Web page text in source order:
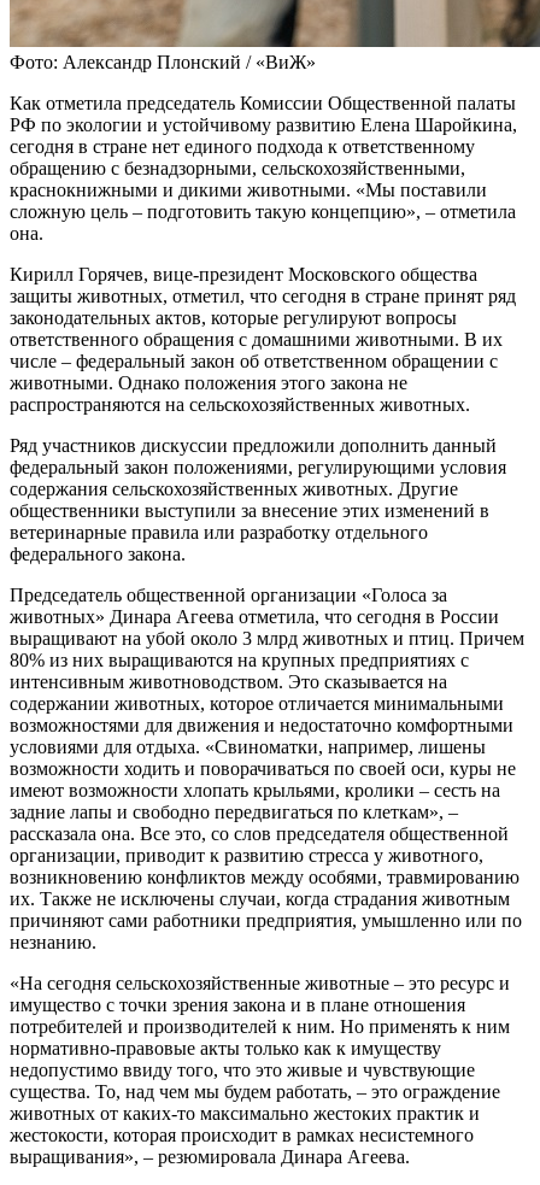
Фото: Александр Плонский / «ВиЖ»
Как отметила председатель Комиссии Общественной палаты
РФ по экологии и устойчивому развитию Елена Шаройкина,
сегодня в стране нет единого подхода к ответственному
обращению с безнадзорными, сельскохозяйственными,
краснокнижными и дикими животными. «Мы поставили
сложную цель – подготовить такую концепцию», – отметила
она.
Кирилл Горячев, вице-президент Московского общества
защиты животных, отметил, что сегодня в стране принят ряд
законодательных актов, которые регулируют вопросы
ответственного обращения с домашними животными. В их
числе – федеральный закон об ответственном обращении с
животными. Однако положения этого закона не
распространяются на сельскохозяйственных животных.
Ряд участников дискуссии предложили дополнить данный
федеральный закон положениями, регулирующими условия
содержания сельскохозяйственных животных. Другие
общественники выступили за внесение этих изменений в
ветеринарные правила или разработку отдельного
федерального закона.
Председатель общественной организации «Голоса за
животных» Динара Агеева отметила, что сегодня в России
выращивают на убой около 3 млрд животных и птиц. Причем
80% из них выращиваются на крупных предприятиях с
интенсивным животноводством. Это сказывается на
содержании животных, которое отличается минимальными
возможностями для движения и недостаточно комфортными
условиями для отдыха. «Свиноматки, например, лишены
возможности ходить и поворачиваться по своей оси, куры не
имеют возможности хлопать крыльями, кролики – сесть на
задние лапы и свободно передвигаться по клеткам», –
рассказала она. Все это, со слов председателя общественной
организации, приводит к развитию стресса у животного,
возникновению конфликтов между особями, травмированию
их. Также не исключены случаи, когда страдания животным
причиняют сами работники предприятия, умышленно или по
незнанию.
«На сегодня сельскохозяйственные животные – это ресурс и
имущество с точки зрения закона и в плане отношения
потребителей и производителей к ним. Но применять к ним
нормативно-правовые акты только как к имуществу
недопустимо ввиду того, что это живые и чувствующие
существа. То, над чем мы будем работать, – это ограждение
животных от каких-то максимально жестоких практик и
жестокости, которая происходит в рамках несистемного
выращивания», – резюмировала Динара Агеева.